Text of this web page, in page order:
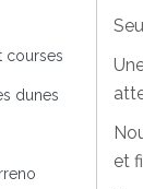
et
courses
dunes